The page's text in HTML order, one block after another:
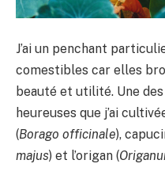
J’ai un penchant
comestibles car elles
beauté et utilité. Une
heureuses que j’ai
(Borago officinale),
majus) et l’origan (